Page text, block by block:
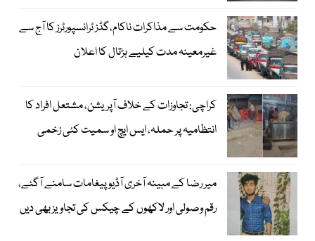
حکومت سے مذاکرات ناکام،گڈز ٹرانسپورٹرز کا آج سے
غیرمعینہ مدت کیلیے ہڑتال کا اعلان
کراچی: تجاوزات کے خلاف آپریشن، مشتعل افراد کا
انتظامیہ پر حملہ، ایس ایچ او سمیت کئی زخمی
میر رضا کے مبینہ آخری آڈیو پیغامات سامنے آگئے،
رقم وصولی اور لاکھوں کے چیکس کی تجاویز بھی دیں